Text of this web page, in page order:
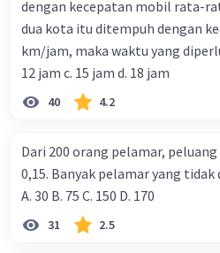
dengan kecepatan mobil rata-
dua kota itu ditempuh dengan
km/jam, maka waktu yang diperlukan
12 jam c. 15 jam d. 18 jam
40 4.2
Dari 200 orang pelamar,
0,15. Banyak pelamar yang
A. 30 B. 75 C. 150 D. 170
31 2.5